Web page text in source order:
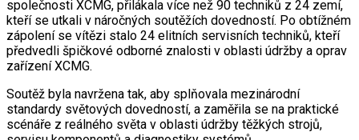
společnosti XCMG, přilákala více než 90 techniků z 24 zemí,
kteří se utkali v náročných soutěžích dovedností. Po obtížném
zápolení se vítězi stalo 24 elitních servisních techniků, kteří
předvedli špičkové odborné znalosti v oblasti údržby a oprav
zařízení XCMG.
Soutěž byla navržena tak, aby splňovala mezinárodní
standardy světových dovedností, a zaměřila se na praktické
scénáře z reálného světa v oblasti údržby těžkých strojů,